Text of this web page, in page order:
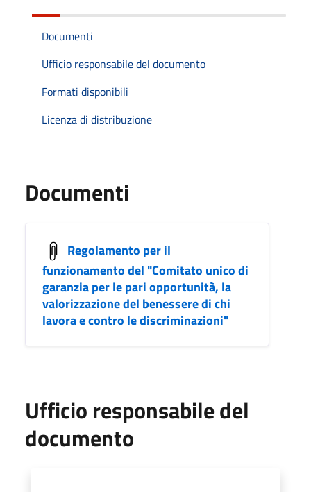
Documenti
Ufficio responsabile del documento
Formati disponibili
Licenza di distribuzione
Documenti
Regolamento per il
funzionamento del "Comitato unico di
garanzia per le pari opportunità, la
valorizzazione del benessere di chi
lavora e contro le discriminazioni"
Ufficio responsabile del
documento